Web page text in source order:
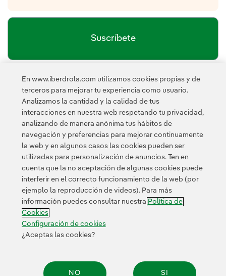
Suscríbete
He leído y acepto lapolítica de privacidad de la
Newsletter
Enlace externo, se abre en ventana nueva.
Esta página está protegida por reCAPTCHA y se aplican la
Política de privacidad Términos de servicio de
Contacta Clientes Política de Privacidad Información legal
Transparencia en el uso de la IA Política de cookies
Configuración de cookies Accesibilidad
En www.iberdrola.com utilizamos cookies propias y de
terceros para mejorar tu experiencia como usuario.
Analizamos la cantidad y la calidad de tus
interacciones en nuestra web respetando tu privacidad,
analizando de manera anónima tus hábitos de
navegación y preferencias para mejorar continuamente
la web y en algunos casos las cookies pueden ser
utilizadas para personalización de anuncios. Ten en
cuenta que la no aceptación de algunas cookies puede
interferir en el correcto funcionamiento de la web (por
ejemplo la reproducción de videos). Para más
información puedes consultar nuestra Política de
Cookies
Configuración de cookies
¿Aceptas las cookies?
NO SI